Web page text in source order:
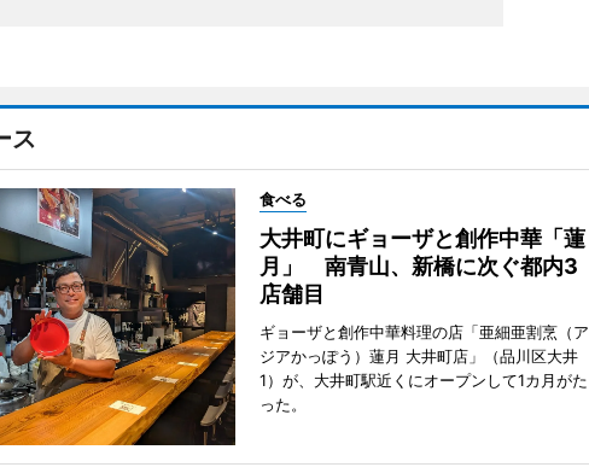
ス
食べる
大井町にギョーザと創作中華「蓮
月」 南青山、新橋に次ぐ都内3
店舗目
ギョーザと創作中華料理の店「亜細亜割烹（ア
ジアかっぽう）蓮月 大井町店」（品川区大井
1）が、大井町駅近くにオープンして1カ月がた
った。